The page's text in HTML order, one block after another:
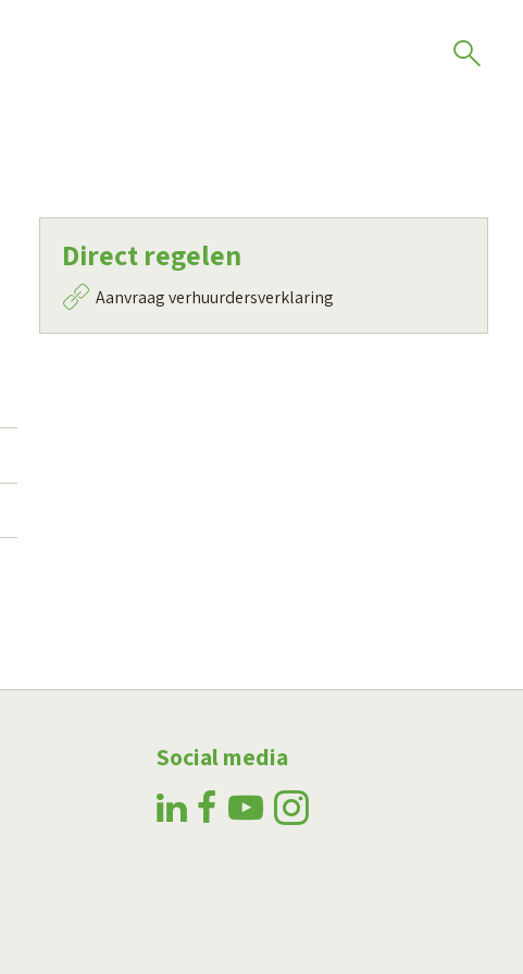
Direct regelen
Aanvraag verhuurdersverklaring
Social media